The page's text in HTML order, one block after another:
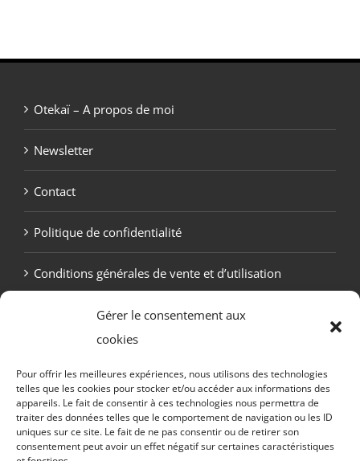
Gérer le consentement aux
cookies
Pour offrir les meilleures expériences, nous utilisons des technologies
telles que les cookies pour stocker et/ou accéder aux informations des
appareils. Le fait de consentir à ces technologies nous permettra de
traiter des données telles que le comportement de navigation ou les ID
uniques sur ce site. Le fait de ne pas consentir ou de retirer son
consentement peut avoir un effet négatif sur certaines caractéristiques
Otekaï – A propos de moi
Newsletter
Contact
Politique de confidentialité
Conditions générales de vente et d’utilisation
Politique de cookies (UE)